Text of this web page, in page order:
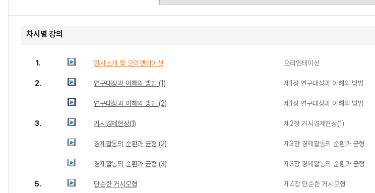
차시별 강의
1. 강사소개 및 오리엔테이션 오리엔테이션
2. 연구대상과 이해의 방법 (1) 제1장 연구대상과 이해의 방법
연구대상과 이해의 방법 (2) 제1장 연구대상과 이해의 방법
3. 거시경제현상(1) 제2장 거시경제현상(1)
경제활동의 순환과 균형 (2) 제3장 경제활동의 순환과 균형
경제활동의 순환과 균형 (3) 제3장 경제활동의 순환과 균형
5. 단순한 거시모형 제4장 단순한 거시모형